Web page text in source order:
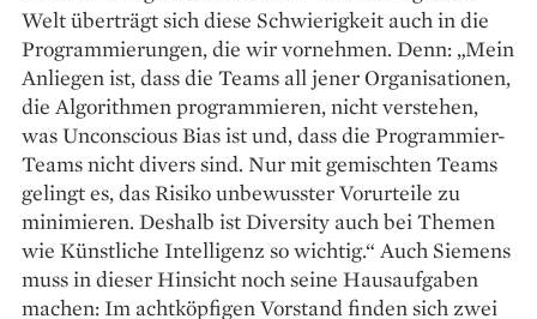
Welt überträgt sich diese Schwierigkeit auch in die
Programmierungen, die wir vornehmen. Denn: „Mein
Anliegen ist, dass die Teams all jener Organisationen,
die Algorithmen programmieren, nicht verstehen,
was Unconscious Bias ist und, dass die Programmier-
Teams nicht divers sind. Nur mit gemischten Teams
gelingt es, das Risiko unbewusster Vorurteile zu
minimieren. Deshalb ist Diversity auch bei Themen
wie Künstliche Intelligenz so wichtig.“ Auch Siemens
muss in dieser Hinsicht noch seine Hausaufgaben
machen: Im achtköpfigen Vorstand finden sich zwei